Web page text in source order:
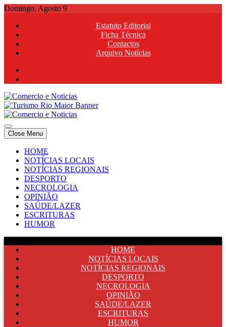
Skip
content
Domingo, Agosto 9
Estatuto Editorial
Ficha Técnica
Contactos
Arquivo Notícias
Comercio e Noticias
Notícias e Publicidade Online
Comercio e Noticias
Notícias e Publicidade Online
Close Menu
HOME
NOTÍCIAS LOCAIS
NOTÍCIAS REGIONAIS
DESPORTO
NECROLOGIA
OPINIÃO
SAÚDE/LAZER
ESCRITURAS
HUMOR
HOME
NOTÍCIAS LOCAIS
NOTÍCIAS REGIONAIS
DESPORTO
NECROLOGIA
OPINIÃO
SAÚDE/LAZER
ESCRITURAS
HUMOR